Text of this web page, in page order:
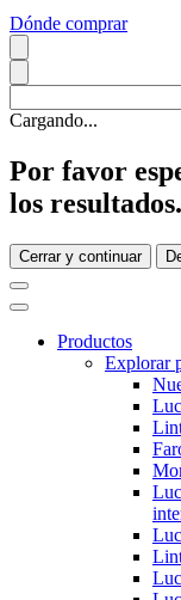
Dónde comprar
Cargando...
Por favor
los
Cerrar y continuar
Productos
Explorar